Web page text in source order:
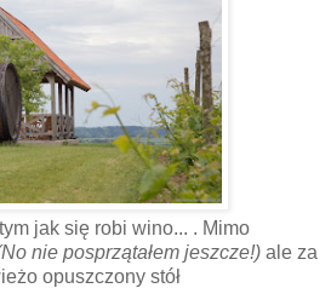
jak się robi wino... . Mimo
nie posprzątałem jeszcze!) ale za
opuszczony stół